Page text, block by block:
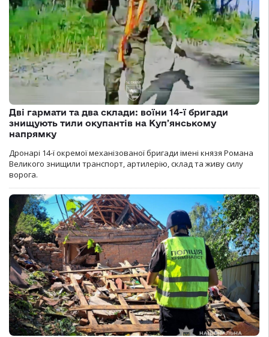
Дві гармати та два склади: воїни 14-ї бригади
знищують тили окупантів на Купʼянському
напрямку
Дронарі 14-ї окремої механізованої бригади імені князя Романа
Великого знищили транспорт, артилерію, склад та живу силу
ворога.